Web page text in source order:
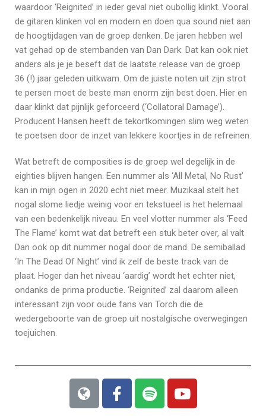
waardoor ‘Reignited’ in ieder geval niet oubollig klinkt. Vooral
de gitaren klinken vol en modern en doen qua sound niet aan
de hoogtijdagen van de groep denken. De jaren hebben wel
vat gehad op de stembanden van Dan Dark. Dat kan ook niet
anders als je je beseft dat de laatste release van de groep
36 (!) jaar geleden uitkwam. Om de juiste noten uit zijn strot
te persen moet de beste man enorm zijn best doen. Hier en
daar klinkt dat pijnlijk geforceerd (‘Collatoral Damage’).
Producent Hansen heeft de tekortkomingen slim weg weten
te poetsen door de inzet van lekkere koortjes in de refreinen.
Wat betreft de composities is de groep wel degelijk in de
eighties blijven hangen. Een nummer als ‘All Metal, No Rust’
kan in mijn ogen in 2020 echt niet meer. Muzikaal stelt het
nogal slome liedje weinig voor en tekstueel is het helemaal
van een bedenkelijk niveau. En veel vlotter nummer als ‘Feed
The Flame’ komt wat dat betreft een stuk beter over, al valt
Dan ook op dit nummer nogal door de mand. De semiballad
‘In The Dead Of Night’ vind ik zelf de beste track van de
plaat. Hoger dan het niveau ‘aardig’ wordt het echter niet,
ondanks de prima productie. ‘Reignited’ zal daarom alleen
interessant zijn voor oude fans van Torch die de
wedergeboorte van de groep uit nostalgische overwegingen
toejuichen.